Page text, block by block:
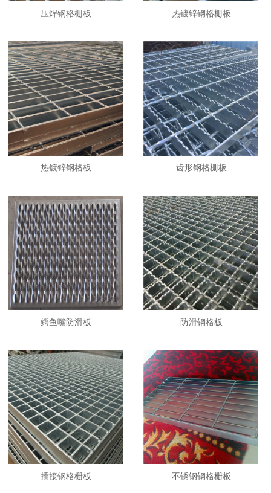
压焊钢格栅板 热镀锌钢格栅板
热镀锌钢格板 齿形钢格栅板
鳄鱼嘴防滑板 防滑钢格板
插接钢格栅板 不锈钢钢格栅板